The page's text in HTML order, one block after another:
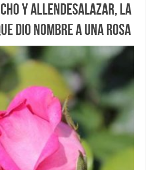
y Allendesalazar, la
dio nombre a una rosa